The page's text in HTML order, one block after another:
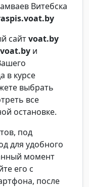
Витебска
сайтvoat.by
и
в курсе
выбрать
все
остановке.
под
для удобного
момент
его с
после